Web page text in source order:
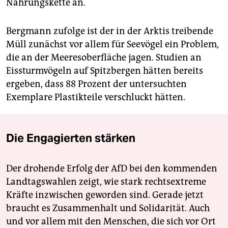
Nahrungskette an.
Bergmann zufolge ist der in der Arktis treibende
Müll zunächst vor allem für Seevögel ein Problem,
die an der Meeresoberfläche jagen. Studien an
Eissturmvögeln auf Spitzbergen hätten bereits
ergeben, dass 88 Prozent der untersuchten
Exemplare Plastikteile verschluckt hätten.
Die Engagierten stärken
Der drohende Erfolg der AfD bei den kommenden
Landtagswahlen zeigt, wie stark rechtsextreme
Kräfte inzwischen geworden sind. Gerade jetzt
braucht es Zusammenhalt und Solidarität. Auch
und vor allem mit den Menschen, die sich vor Ort